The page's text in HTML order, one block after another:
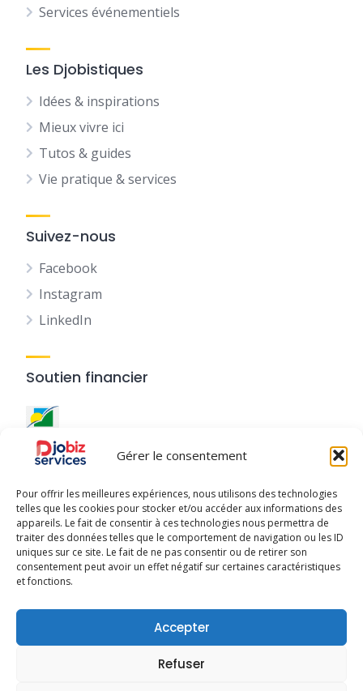
Gérer le consentement
Pour offrir les meilleures expériences, nous utilisons des technologies
telles que les cookies pour stocker et/ou accéder aux informations des
appareils. Le fait de consentir à ces technologies nous permettra de
traiter des données telles que le comportement de navigation ou les ID
uniques sur ce site. Le fait de ne pas consentir ou de retirer son
consentement peut avoir un effet négatif sur certaines caractéristiques
et fonctions.
Accepter
Refuser
Services événementiels
Les Djobistiques
Idées & inspirations
Mieux vivre ici
Tutos & guides
Vie pratique & services
Suivez-nous
Facebook
Instagram
LinkedIn
Soutien financier
Ce site a été réalisé avec lesoutien financier de la
Djobiz © 2025 - Tous droits réservés
Conditions d’Utilisation
Politique de Confidentialité
Charte Qualité